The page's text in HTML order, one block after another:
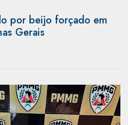
por beijo forçado em
Gerais